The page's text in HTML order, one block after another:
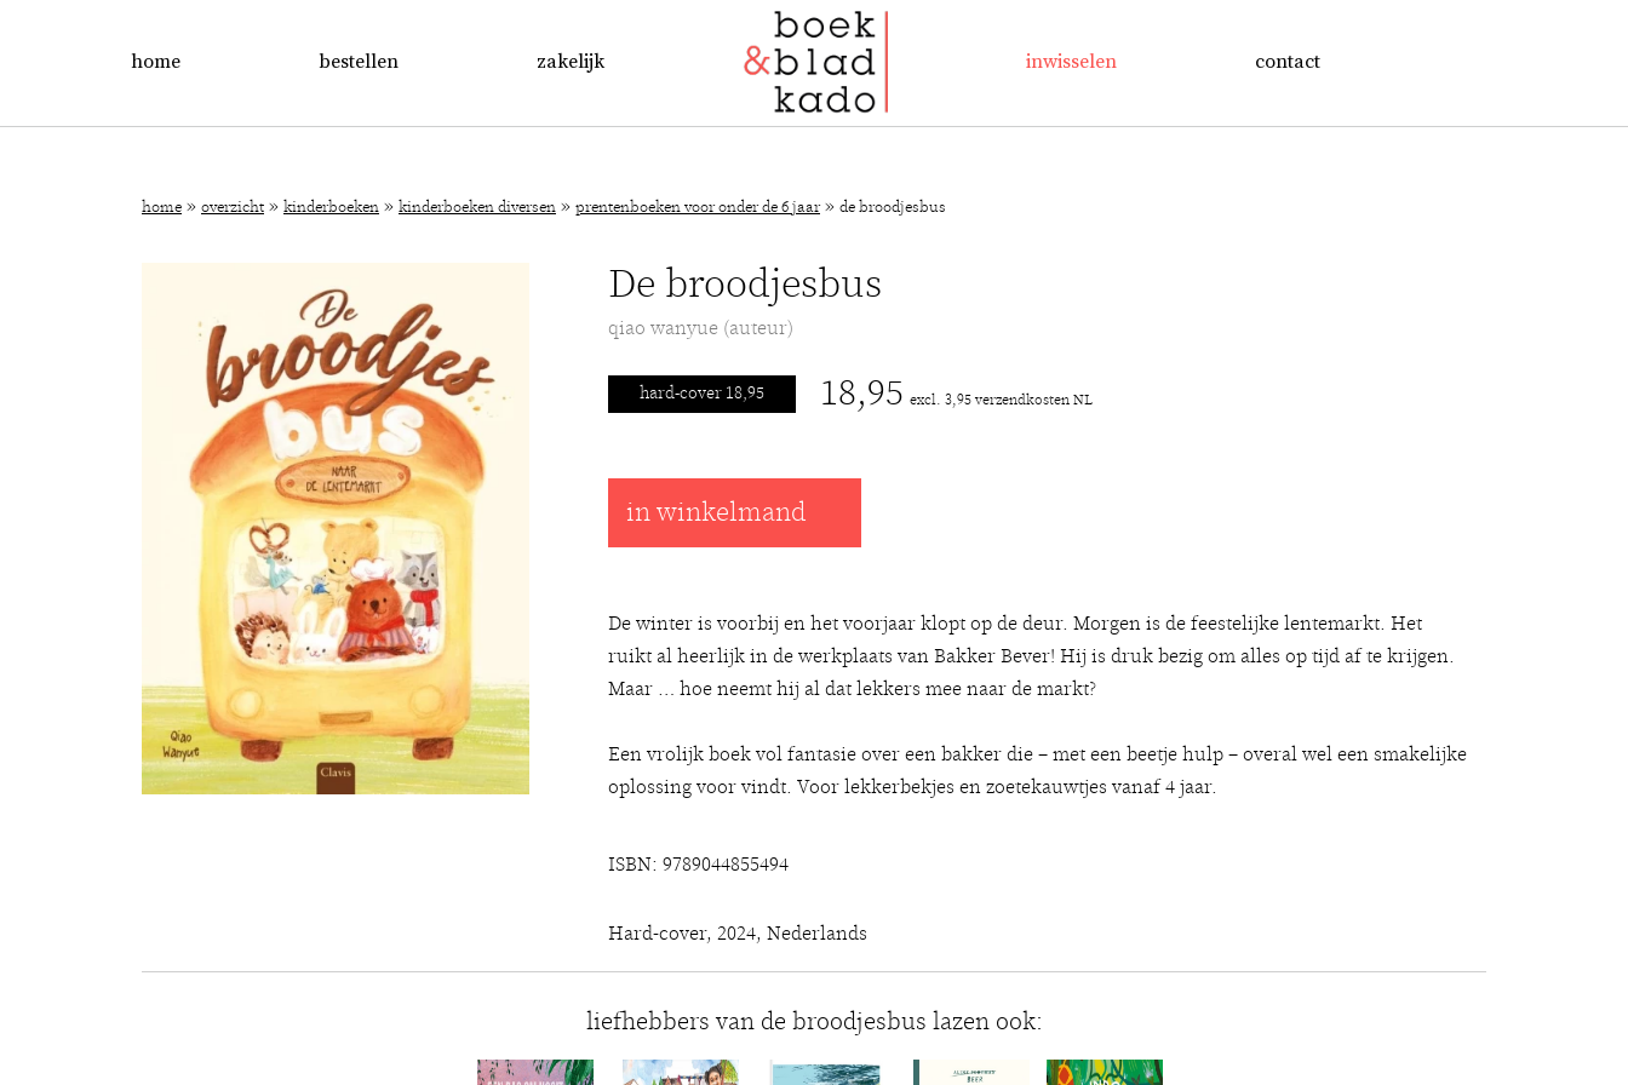
home bestellen zakelijk inwisselen contact
home » overzicht » kinderboeken » kinderboeken diversen » prentenboeken voor onder de 6 jaar» de broodjesbus
De broodjesbus
qiao wanyue (auteur)
hard-cover 18,95 18,95 excl. 3,95 verzendkosten NL
in winkelmand
De winter is voorbij en het voorjaar klopt op de deur. Morgen is de feestelijke lentemarkt. Het
ruikt al heerlijk in de werkplaats van Bakker Bever! Hij is druk bezig om alles op tijd af te krijgen.
Maar … hoe neemt hij al dat lekkers mee naar de markt?
Een vrolijk boek vol fantasie over een bakker die – met een beetje hulp – overal wel een smakelijke
oplossing voor vindt. Voor lekkerbekjes en zoetekauwtjes vanaf 4 jaar.
ISBN: 9789044855494
Hard-cover, 2024, Nederlands
liefhebbers van de broodjesbus lazen ook: